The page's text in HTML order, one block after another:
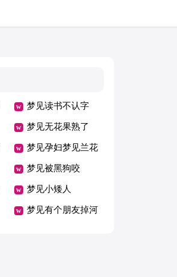
梦见读书不认字
梦见无花果熟了
梦见孕妇梦见兰花
梦见被黑狗咬
梦见小矮人
梦见有个朋友掉河